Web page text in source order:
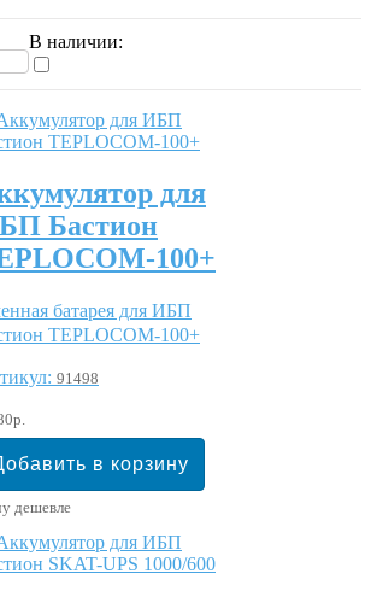
В наличии:
для
Бастион
100+
батарея для ИБП
TEPLOCOM-100+
91498
дешевле